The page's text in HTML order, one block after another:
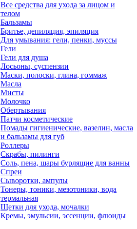
Все средства для ухода за лицом и
телом
Бальзамы
Бритье, депиляция, эпиляция
Для умывания: гели, пенки, муссы
Гели
Гели для душа
Лосьоны, суспензии
Маски, полоски, глина, гоммаж
Масла
Мисты
Молочко
Обертывания
Патчи косметические
Помады гигиенические, вазелин, масла
и бальзамы для губ
Роллеры
Скрабы, пилинги
Соль, пена, шары бурлящие для ванны
Спреи
Сыворотки, ампулы
Тонеры, тоники, мезотоники, вода
термальная
Щетки для ухода, мочалки
Кремы, эмульсии, эссенции, флюиды